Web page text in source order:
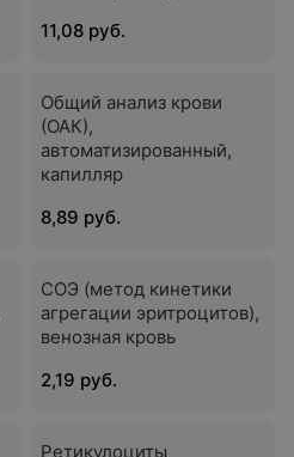
11,08 руб.
Общий анализ крови
(ОАК),
автоматизированный,
капилляр
8,89 руб.
СОЭ (метод кинетики
агрегации эритроцитов),
венозная кровь
2,19 руб.
Ретикулоциты